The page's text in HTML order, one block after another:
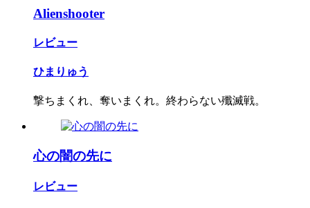
Alienshooter
レビュー
ひまりゅう
撃ちまくれ、奪いまくれ。終わらない殲滅戦。
心の闇の先に
レビュー